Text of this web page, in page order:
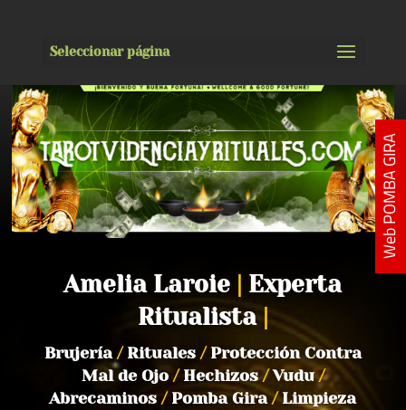
Seleccionar página
Amelia Laroie
Experta
Ritualista
Brujería /Rituales /Protección Contra
Mal de Ojo /Hechizos/Vudu/
Abrecaminos/Pomba Gira/Limpieza
Web POMBA GIRA